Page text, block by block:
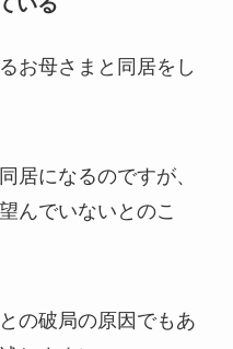
お母さまと同居をし
居になるのですが、
んでいないとのこ
の破局の原因でもあ